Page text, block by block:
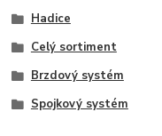
Hadice
Celý sortiment
Brzdový systém
Spojkový systém